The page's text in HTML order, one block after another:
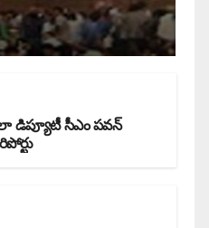
డిప్యూటీ సీఎం పవన్